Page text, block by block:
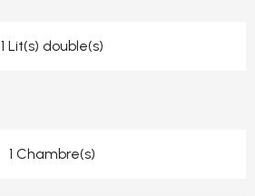
1 Lit(s) double(s)
1 Chambre(s)